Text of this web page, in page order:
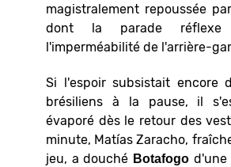
magistralement repoussée
dont la parade réflexe
l'imperméabilité de l'arrière-
Si l'espoir subsistait encore
brésiliens à la pause, il
évaporé dès le retour des
minute, Matías Zaracho,
jeu, a douché Botafogo d'une